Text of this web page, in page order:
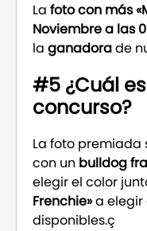
La foto con más
Noviembre a las
la ganadorade
#5 ¿Cuál
concurso?
La foto premiada
con un bulldog
elegir el color
Frenchie»a elegir
disponibles.ç